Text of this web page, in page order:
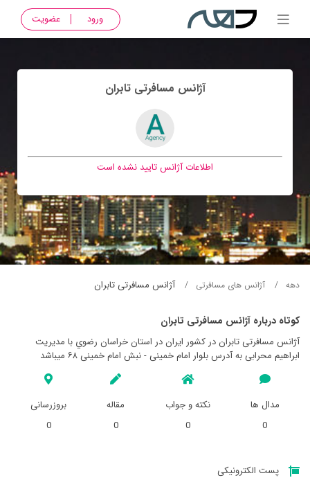
ورود عضویت
آژانس مسافرتی تابران
اطلاعات آژانس تایید نشده است
دهه آژانس های مسافرتی آژانس مسافرتی تابران
کوتاه درباره آژانس مسافرتی تابران
آژانس مسافرتی تابران در کشور ایران در استان خراسان رضوي با مدیریت
ابراهیم محرابی به آدرس بلوار امام خمینی - نبش امام خمینی ۶۸ میباشد
مدال ها
0
نکته و جواب
0
مقاله
0
بروزرسانی
0
پست الکترونیکی